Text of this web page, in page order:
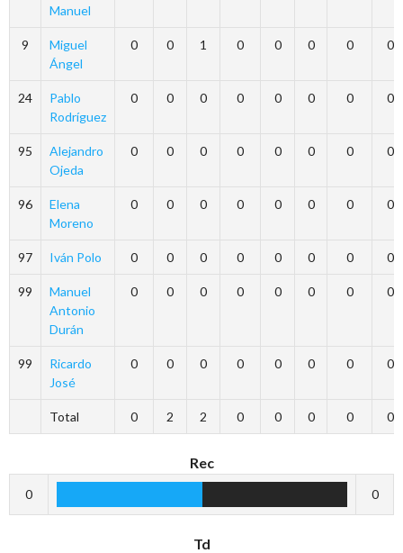
Manuel
9
Miguel
Ángel
0 0 1 0 0 0 0 0
24
Pablo
Rodríguez
0 0 0 0 0 0 0 0
95
Alejandro
Ojeda
0 0 0 0 0 0 0 0
96
Elena
Moreno
0 0 0 0 0 0 0 0
97 Iván Polo 0 0 0 0 0 0 0 0
99
Manuel
Antonio
Durán
0 0 0 0 0 0 0 0
99
Ricardo
José
0 0 0 0 0 0 0 0
Total 0 2 2 0 0 0 0 0
Rec
0 0
Td